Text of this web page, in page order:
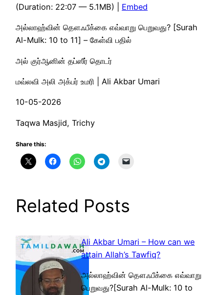
(Duration: 22:07 — 5.1MB) | Embed
அல்லாஹ்வின் தௌஃபீக்கை எவ்வாறு பெறுவது? [Surah
Al-Mulk: 10 to 11] – கேள்வி பதில்
அல் குர்ஆனின் தப்ஸீர் தொடர்
மவ்லவி அலி அக்பர் உமரி | Ali Akbar Umari
10-05-2026
Taqwa Masjid, Trichy
Share this:
Related Posts
Ali Akbar Umari – How can we
attain Allah’s Tawfiq?
அல்லாஹ்வின் தௌஃபீக்கை எவ்வாறு
பெறுவது?[Surah Al-Mulk: 10 to